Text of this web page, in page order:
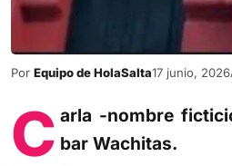
Por Equipo de HolaSalta17 junio, 2026
C arla -nombre
bar Wachitas.